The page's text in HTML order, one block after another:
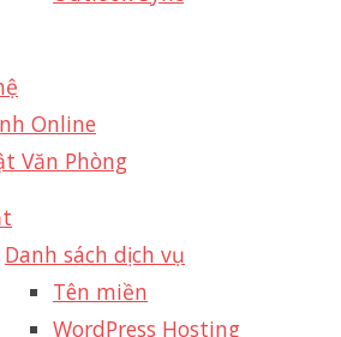
Online
Văn Phòng
Danh sách dịch vụ
Tên miền
WordPress Hosting